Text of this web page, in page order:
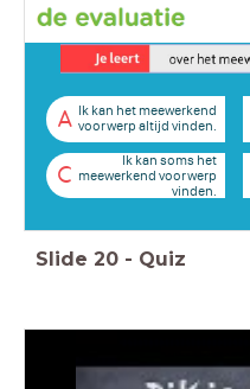
A Ik kan het meewerkend
voorwerp altijd vinden.
C
Ik kan soms het
meewerkend voorwerp
vinden.
Slide 20 - Quiz